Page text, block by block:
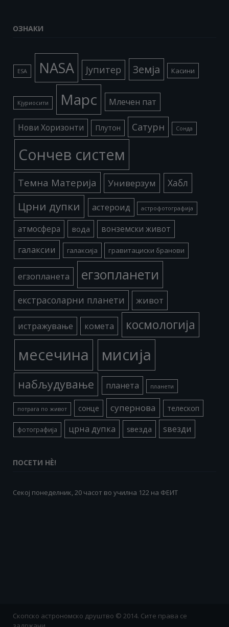
ОЗНАКИ
ESA NASA Јупитер Земја Касини
Кјуриосити Марс Млечен пат
Нови Хоризонти Плутон Сатурн Сонда
Сончев систем
Темна Материја Универзум Хабл
Црни дупки астероид астрофотографија
атмосфера вода вонземски живот
галаксии галаксија гравитациски бранови
егзопланета егзопланети
екстрасоларни планети живот
истражување комета космологија
месечина мисија
набљудување планета планети
потрага по живот сонце супернова телескоп
фотографија црна дупка ѕвезда ѕвезди
ПОСЕТИ НÈ!
Секој понеделник, 20 часот во училна 122 на ФЕИТ
Скопско астрономско друштво © 2014. Сите права се